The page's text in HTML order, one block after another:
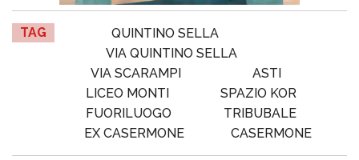
TAG
QUINTINO SELLA
VIA QUINTINO SELLA
VIA SCARAMPI
ASTI
LICEO MONTI
SPAZIO KOR
FUORILUOGO
TRIBUBALE
EX CASERMONE
CASERMONE